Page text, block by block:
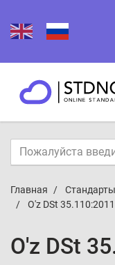
Главная
O'z DSt 35.110:2011
O'z DSt